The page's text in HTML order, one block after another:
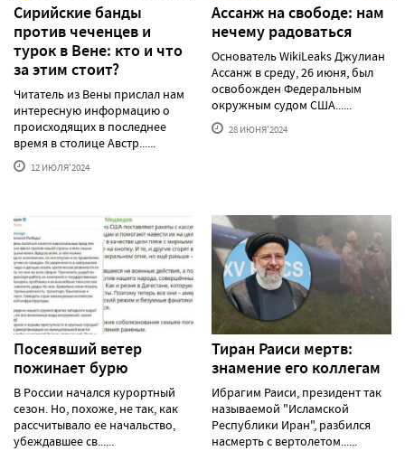
Сирийские банды
против чеченцев и
турок в Вене: кто и что
за этим стоит?
Читатель из Вены прислал нам
интересную информацию о
происходящих в последнее
время в столице Австр......
12 ИЮЛЯ'2024
Ассанж на свободе: нам
нечему радоваться
Основатель WikiLeaks Джулиан
Ассанж в среду, 26 июня, был
освобожден Федеральным
окружным судом США......
28 ИЮНЯ'2024
Посеявший ветер
пожинает бурю
В России начался курортный
сезон. Но, похоже, не так, как
рассчитывало ее начальство,
убеждавшее св......
Тиран Раиси мертв:
знамение его коллегам
Ибрагим Раиси, президент так
называемой "Исламской
Республики Иран", разбился
насмерть с вертолетом......